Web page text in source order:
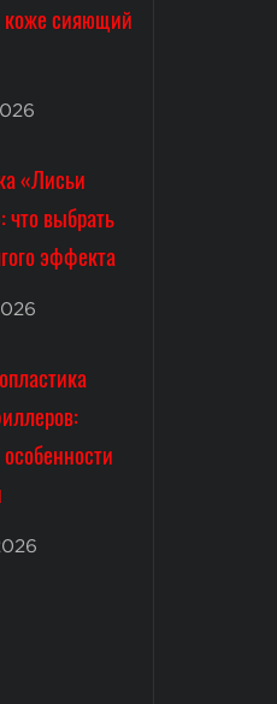
коже сияющий
«Лисьи
что выбрать
эффекта